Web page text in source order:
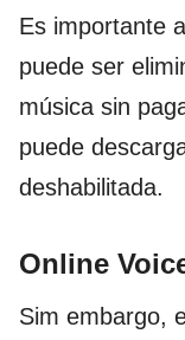
Es importante
puede ser
música sin
puede
deshabilitada.
Online
Sim embargo,